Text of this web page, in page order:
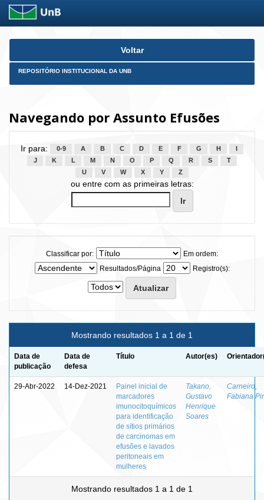
Skip
Voltar
REPOSITÓRIO INSTITUCIONAL DA UNB
Navegando por Assunto Efusões
Ir para: 0-9 A B C D E F G H
J
K L M N O P Q R S
T
U
V W X Y Z
ou entre com as primeiras letras:
Classificar por:
Em ordem:
Resultados/Página
Registro(s):
Mostrando resultados 1 a 1 de 1
Data de
publicação
Data de
defesa
Título Autor(es)
29-Abr-2022 14-Dez-2021
Painel inicial de
marcadores
imunocitoquímicos
para identificação
de sítios primários
de carcinomas em
efusões e lavados
peritoneais em
mulheres
Takano,
Gustavo
Henrique
Soares
Carneiro,
Fabiana
Mostrando resultados 1 a 1 de 1